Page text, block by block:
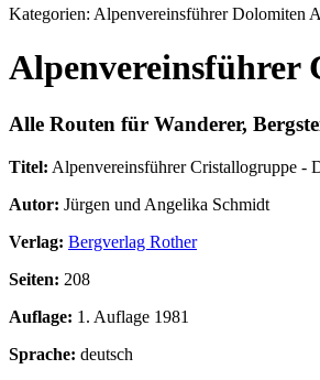
Kategorien: Alpenvereinsführer Dolomiten
Alpenvereinsführer
Alle Routen für Wanderer,
Titel: Alpenvereinsführer Cristallogruppe -
Autor: Jürgen und Angelika Schmidt
Verlag: Bergverlag Rother
Seiten: 208
Auflage: 1. Auflage 1981
Sprache: deutsch